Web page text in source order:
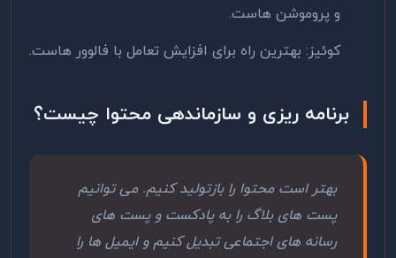
و پروموشن هاست.
کوئیز: بهترین راه برای افزایش تعامل با فالوور هاست.
برنامه ریزی و سازماندهی محتوا چیست؟
بهتر است محتوا را بازتولید کنیم. می توانیم
پست های بلاگ را به پادکست و پست های
رسانه های اجتماعی تبدیل کنیم و ایمیل ها را